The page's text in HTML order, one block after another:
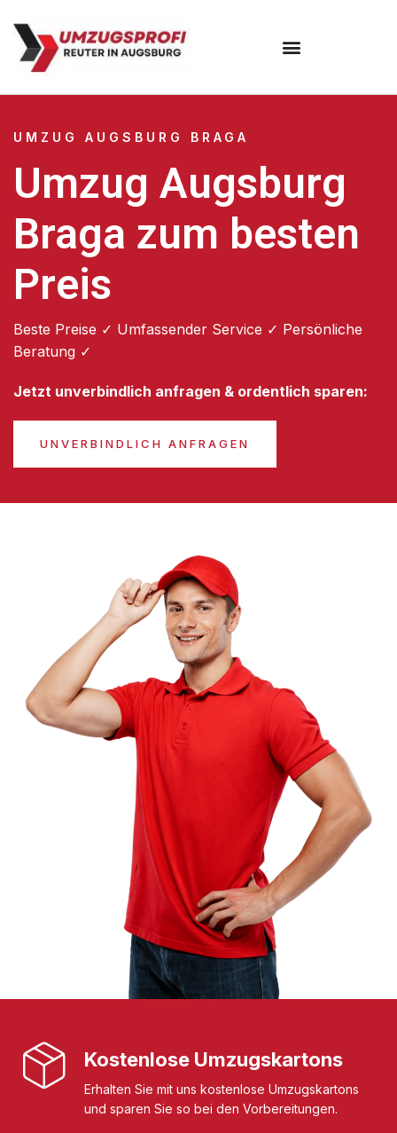
UMZUG AUGSBURG BRAGA
Umzug Augsburg
Braga zum besten
Preis
Beste Preise ✓ Umfassender Service ✓ Persönliche
Beratung ✓
Jetzt unverbindlich anfragen & ordentlich sparen:
UNVERBINDLICH ANFRAGEN
Kostenlose Umzugskartons
Erhalten Sie mit uns kostenlose Umzugskartons
und sparen Sie so bei den Vorbereitungen.